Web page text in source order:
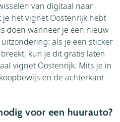
van digitaal naar
het vignet Oostenrijk hebt
doen wanneer je een nieuw
als je een sticker
kun je dit gratis laten
vignet Oostenrijk. Mits je in
en de achterkant
voor een huurauto?